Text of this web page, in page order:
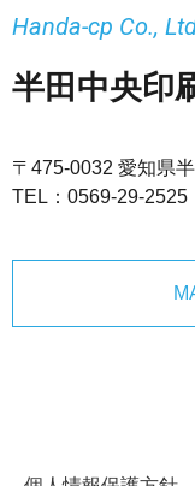
半田中央印
Handa-cp Co.,
〒475-0032 愛知県
TEL： 0569-29-2525